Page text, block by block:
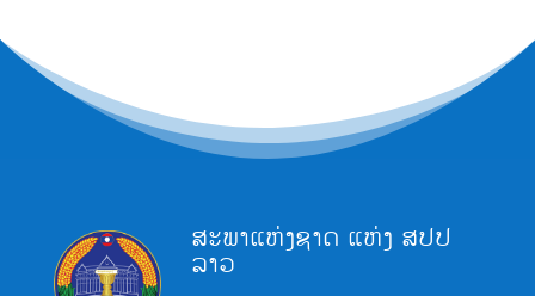
ສະພາແຫ່ງຊາດ ແຫ່ງ ສປປ
ລາວ